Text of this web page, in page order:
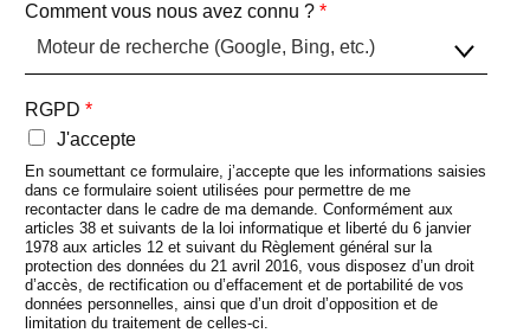
Comment vous nous avez connu ? *
RGPD *
J'accepte
En soumettant ce formulaire, j’accepte que les informations saisies
dans ce formulaire soient utilisées pour permettre de me
recontacter dans le cadre de ma demande. Conformément aux
articles 38 et suivants de la loi informatique et liberté du 6 janvier
1978 aux articles 12 et suivant du Règlement général sur la
protection des données du 21 avril 2016, vous disposez d’un droit
d’accès, de rectification ou d’effacement et de portabilité de vos
données personnelles, ainsi que d’un droit d’opposition et de
limitation du traitement de celles-ci.